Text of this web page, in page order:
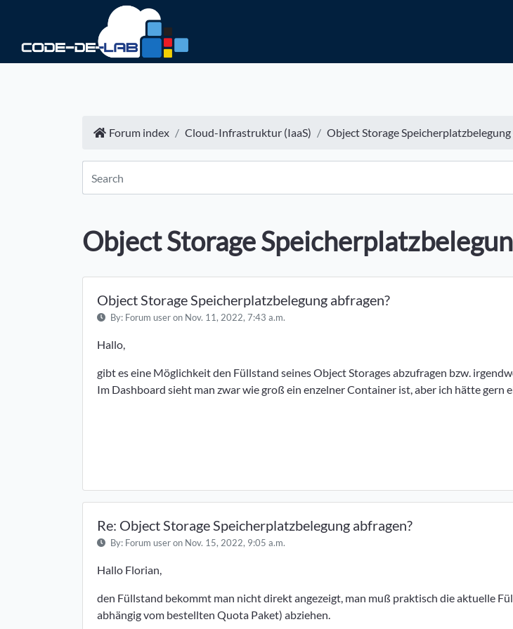
Forum index Cloud-Infrastruktur (IaaS) Object Storage Speicherplatzbelegung
Object Storage
Object Storage Speicherplatzbelegung abfragen?
By: Forum useron Nov. 11, 2022, 7:43 a.m.
Hallo,
gibt es eine Möglichkeit den Füllstand seines Object Storages abzufragen bzw.
Im Dashboard sieht man zwar wie groß ein enzelner Container ist, aber ich hätte gern
Re: Object Storage Speicherplatzbelegung abfragen?
By: Forum useron Nov. 15, 2022, 9:05 a.m.
Hallo Florian,
den Füllstand bekommt man nicht direkt angezeigt, man muß praktisch die aktuelle
abhängig vom bestellten Quota Paket) abziehen.